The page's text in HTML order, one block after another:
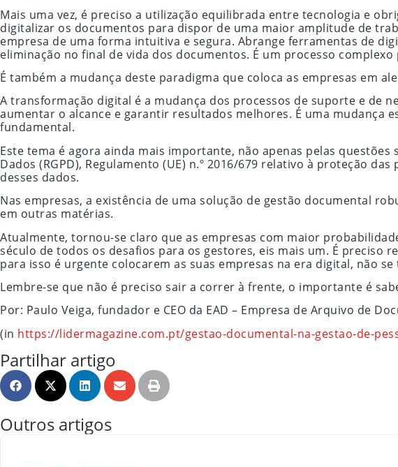
Mais uma vez, é preciso a utilização equilibrada entre tecnologia e
digitalizar os documentos para dispor de uma maior amplitude de
empresa de uma forma intuitiva e segura. Abrange ferramentas de
eliminação no final de vida dos documentos. É um processo
É também a mudança deste paradigma que coloca as empresas em
A transformação digital é a mudança dos processos de suporte e de
aumentar o alcance e garantir resultados melhores. É uma mudança
fundamental.
Este tema é agora ainda mais importante, não apenas pelas
Dados (RGPD), Regulamento (UE) n.º 2016/679 relativo à proteção
desses dados.
Nas empresas, a existência de uma solução de gestão documental
em outras matérias.
Atualmente, tornou-se claro que as empresas com maior
século de todos os desafios para os gestores, eis mais um. É
para isso é urgente colocarem as suas empresas na era digital, não
Lembre-se que não é preciso sair a correr à frente, o importante é
Por: Paulo Veiga, fundador e CEO da EAD – Empresa de Arquivo de
(in https://lidermagazine.com.pt/gestao-documental-na-gestao-de-
Partilhar artigo
Outros artigos